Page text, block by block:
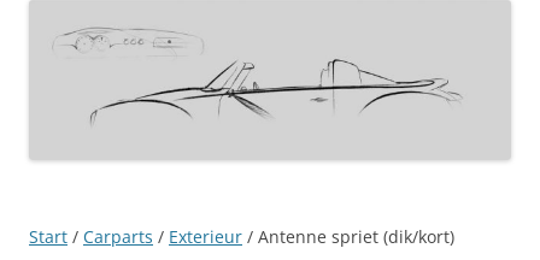
Start / Carparts / Exterieur / Antenne spriet (dik/kort)